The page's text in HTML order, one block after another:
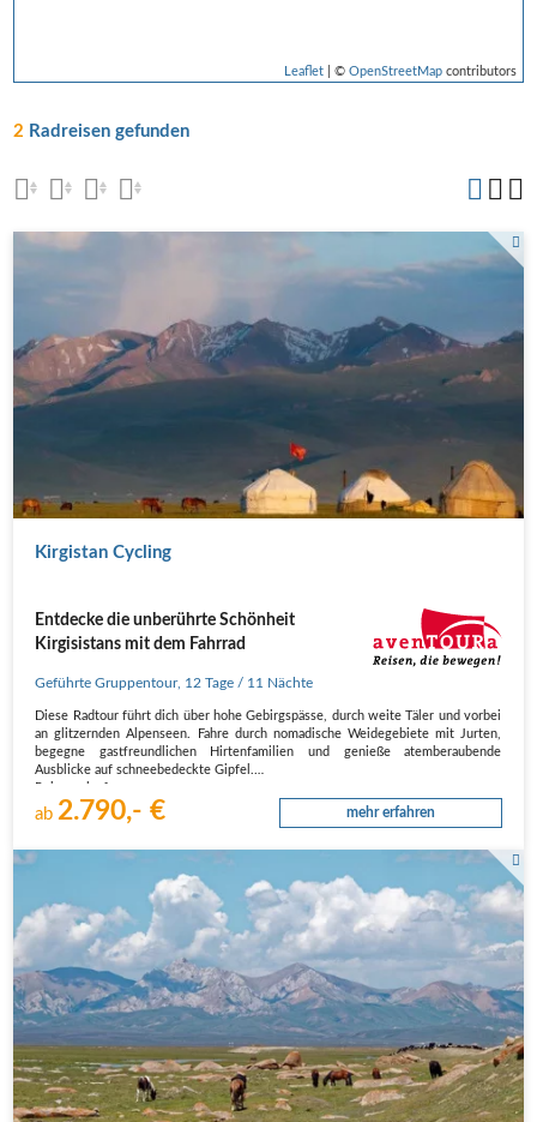
Leaflet| © OpenStreetMapcontributors
2 Radreisen gefunden
Kirgistan Cycling
Entdecke die unberührte Schönheit
Kirgisistans mit dem Fahrrad
Geführte Gruppentour, 12 Tage / 11 Nächte
Diese Radtour führt dich über hohe Gebirgspässe, durch weite Täler und vorbei
an glitzernden Alpenseen. Fahre durch nomadische Weidegebiete mit Jurten,
begegne gastfreundlichen Hirtenfamilien und genieße atemberaubende
Ausblicke auf schneebedeckte Gipfel.
1. Tag Bischkek
ab 2.790,- € mehr erfahren